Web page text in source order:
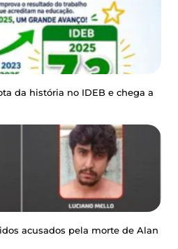
da história no IDEB e chega a
acusados pela morte de Alan